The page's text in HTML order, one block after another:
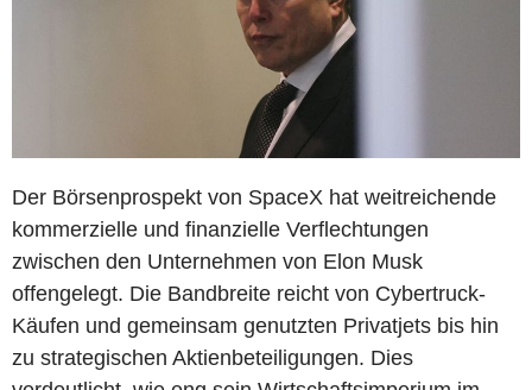
Der Börsenprospekt von SpaceX hat weitreichende
kommerzielle und finanzielle Verflechtungen
zwischen den Unternehmen von Elon Musk
offengelegt. Die Bandbreite reicht von Cybertruck-
Käufen und gemeinsam genutzten Privatjets bis hin
zu strategischen Aktienbeteiligungen. Dies